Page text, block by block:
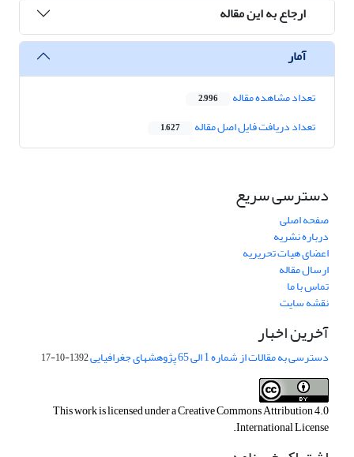
ارجاع به این مقاله
آمار
تعداد مشاهده مقاله 2,996
تعداد دریافت فایل اصل مقاله 1,627
دسترسی سریع
صفحه اصلی
درباره نشریه
اعضای هیات تحریریه
ارسال مقاله
تماس با ما
نقشه سایت
آخرین اخبار
دسترسی به مقالات از شماره 1 الی 65 پژوهشهای جغرافیایی 1392-10-17
This work is licensed under aCreative Commons Attribution 4.0
International License
.